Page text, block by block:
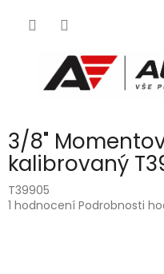
3/8"
kalibrovaný
T39905
Průměrné
1 hodnocení Podrobnosti